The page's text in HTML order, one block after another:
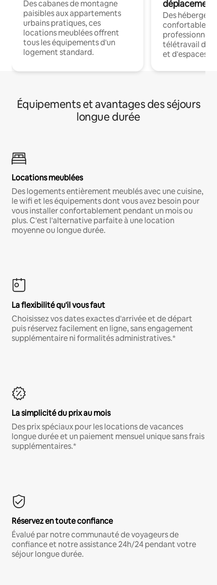
Des cabanes de montagne
paisibles aux appartements
urbains pratiques, ces
locations meublées offrent
tous les équipements d'un
logement standard.
déplacement
Des
confortables
professionnels
télétravail
et d'espaces
Équipements et avantages des séjours
longue durée
Locations meublées
Des logements entièrement meublés avec une cuisine,
le wifi et les équipements dont vous avez besoin pour
vous installer confortablement pendant un mois ou
plus. C'est l'alternative parfaite à une location
moyenne ou longue durée.
La flexibilité qu'il vous faut
Choisissez vos dates exactes d'arrivée et de départ
puis réservez facilement en ligne, sans engagement
supplémentaire ni formalités administratives.*
La simplicité du prix au mois
Des prix spéciaux pour les locations de vacances
longue durée et un paiement mensuel unique sans frais
supplémentaires.*
Réservez en toute confiance
Évalué par notre communauté de voyageurs de
confiance et notre assistance 24h/24 pendant votre
séjour longue durée.